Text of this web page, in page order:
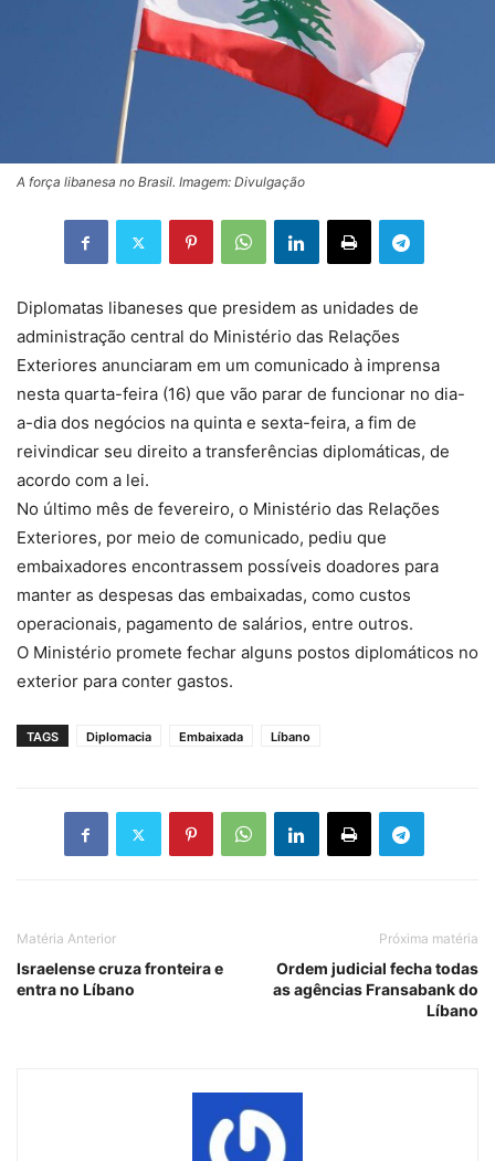
A força libanesa no Brasil. Imagem: Divulgação
Diplomatas libaneses que presidem as unidades de
administração central do Ministério das Relações
Exteriores anunciaram em um comunicado à imprensa
nesta quarta-feira (16) que vão parar de funcionar no dia-
a-dia dos negócios na quinta e sexta-feira, a fim de
reivindicar seu direito a transferências diplomáticas, de
acordo com a lei.
No último mês de fevereiro, o Ministério das Relações
Exteriores, por meio de comunicado, pediu que
embaixadores encontrassem possíveis doadores para
manter as despesas das embaixadas, como custos
operacionais, pagamento de salários, entre outros.
O Ministério promete fechar alguns postos diplomáticos no
exterior para conter gastos.
TAGS Diplomacia Embaixada Líbano
Matéria Anterior
Israelense cruza fronteira e
entra no Líbano
Próxima matéria
Ordem judicial fecha todas
as agências Fransabank do
Líbano